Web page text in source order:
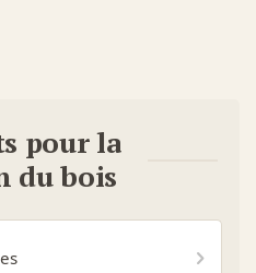
pour la
du bois